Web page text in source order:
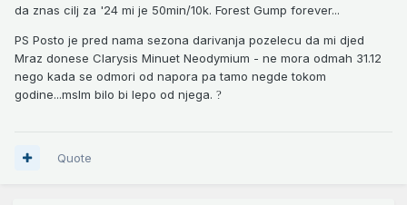
da znas cilj za '24 mi je 50min/10k. Forest Gump forever...
PS Posto je pred nama sezona darivanja pozelecu da mi djed
Mraz donese Clarysis Minuet Neodymium - ne mora odmah 31.12
nego kada se odmori od napora pa tamo negde tokom
godine...mslm bilo bi lepo od njega. ?
Quote